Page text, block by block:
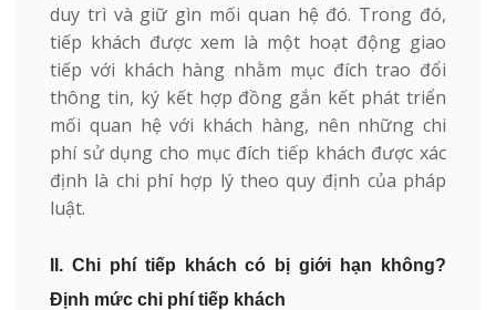
duy trì và giữ gìn mối quan hệ đó. Trong đó,
tiếp khách được xem là một hoạt động giao
tiếp với khách hàng nhằm mục đích trao đổi
thông tin, ký kết hợp đồng gắn kết phát triển
mối quan hệ với khách hàng, nên những chi
phí sử dụng cho mục đích tiếp khách được xác
định là chi phí hợp lý theo quy định của pháp
luật.
II. Chi phí tiếp khách có bị giới hạn không?
Định mức chi phí tiếp khách